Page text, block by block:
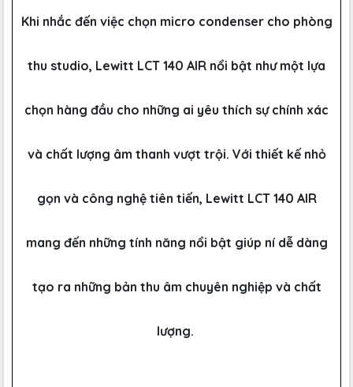
Khi nhắc đến việc chọn micro condenser cho phòng
thu studio, Lewitt LCT 140 AIR nổi bật như một lựa
chọn hàng đầu cho những ai yêu thích sự chính xác
và chất lượng âm thanh vượt trội. Với thiết kế nhỏ
gọn và công nghệ tiên tiến, Lewitt LCT 140 AIR
mang đến những tính năng nổi bật giúp ní dễ dàng
tạo ra những bản thu âm chuyên nghiệp và chất
lượng.